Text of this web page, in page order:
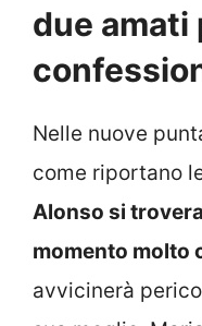
due amati
Nelle nuove
come riportano
Alonso si
momento molto
avvicinerà